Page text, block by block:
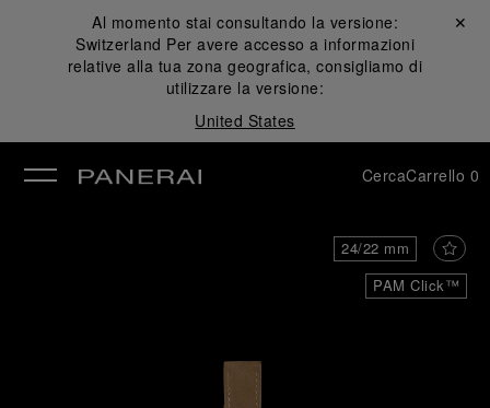
Al momento stai consultando la versione:
Switzerland Per avere accesso a informazioni
relative alla tua zona geografica, consigliamo di
utilizzare la versione:
United States
Chiudi ✕
CercaCarrello 0
PAM Click™
24/22 mm